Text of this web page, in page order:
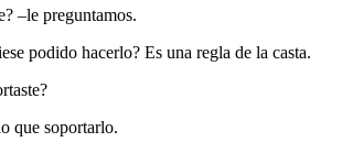
–le preguntamos.
podido hacerlo? Es una regla de la casta.
que soportarlo.